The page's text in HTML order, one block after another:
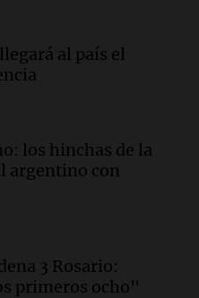
al país el
los hinchas de la
argentino con
3 Rosario:
primeros ocho"